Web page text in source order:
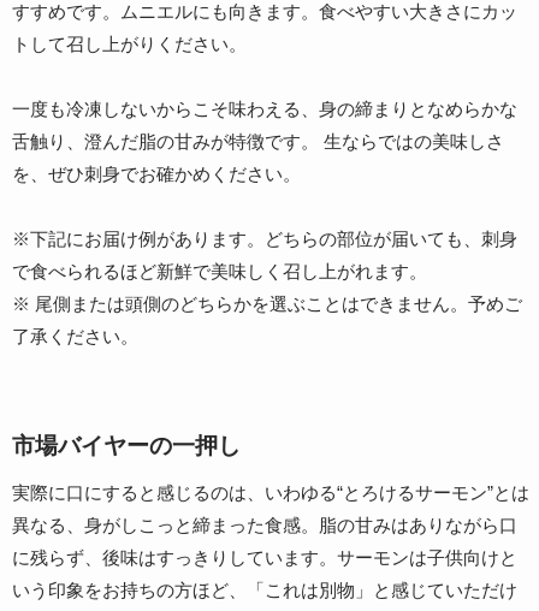
すすめです。ムニエルにも向きます。食べやすい大きさにカッ
トして召し上がりください。
一度も冷凍しないからこそ味わえる、身の締まりとなめらかな
舌触り、澄んだ脂の甘みが特徴です。 生ならではの美味しさ
を、ぜひ刺身でお確かめください。
※下記にお届け例があります。どちらの部位が届いても、刺身
で食べられるほど新鮮で美味しく召し上がれます。
※ 尾側または頭側のどちらかを選ぶことはできません。予めご
了承ください。
市場バイヤーの一押し
実際に口にすると感じるのは、いわゆる“とろけるサーモン”とは
異なる、身がしこっと締まった食感。脂の甘みはありながら口
に残らず、後味はすっきりしています。サーモンは子供向けと
いう印象をお持ちの方ほど、「これは別物」と感じていただけ